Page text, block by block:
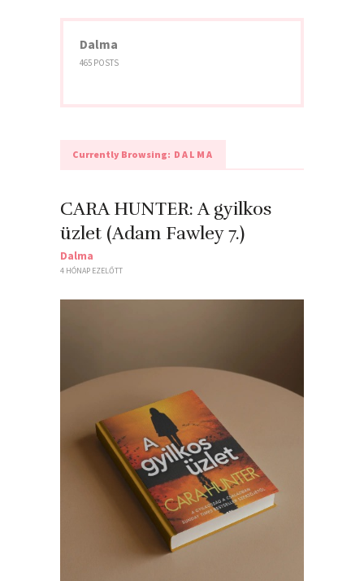
Dalma
465 POSTS
Currently Browsing: DALMA
CARA HUNTER: A ​gyilkos
üzlet (Adam Fawley 7.)
Dalma
4 HÓNAP EZELŐTT